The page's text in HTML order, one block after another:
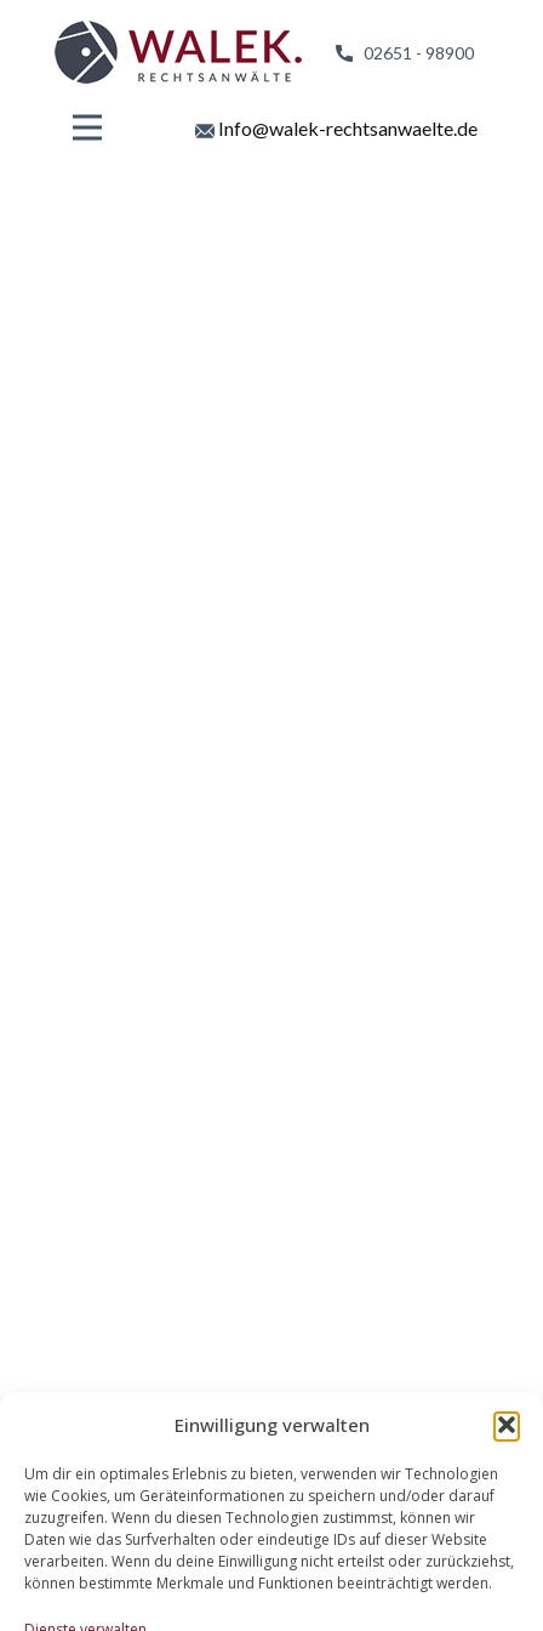
Einwilligung verwalten
Um dir ein optimales Erlebnis zu bieten, verwenden wir Technologien
wie Cookies, um Geräteinformationen zu speichern und/oder darauf
zuzugreifen. Wenn du diesen Technologien zustimmst, können wir
Daten wie das Surfverhalten oder eindeutige IDs auf dieser Website
verarbeiten. Wenn du deine Einwilligung nicht erteilst oder zurückziehst,
können bestimmte Merkmale und Funktionen beeinträchtigt werden.
02651 - 98900
Info@walek-rechtsanwaelte.de
WALEK RECHTSANWÄLT​​E
Bachstraße 13
56727 Mayen
02651 98 900